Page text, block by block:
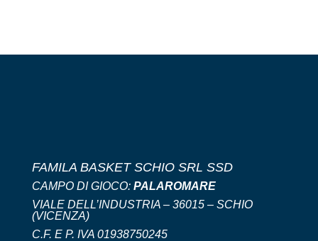
FAMILA BASKET SCHIO SRL SSD
CAMPO DI GIOCO: PALAROMARE
VIALE DELL’INDUSTRIA – 36015 – SCHIO
(VICENZA)
C.F. E P. IVA 01938750245